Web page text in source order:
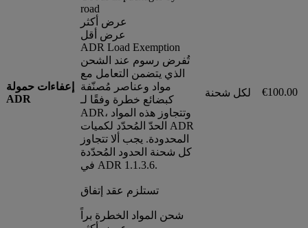
إعفاءات حمولة
ADR
road
عرض أكثر
عرض أقل
ADR Load Exemption
تُفرض رسوم عند الشحن
الذي يتضمن التعامل مع
مواد وعناصر مُصنّفة
كبضائع خطرة وفقًا لـ
ADR، وتتجاوز هذه المواد
الحدّ المُحدّد لكميات ADR
المحدودة. يجب ألا تتجاوز
كل شحنة الحدود المُحدّدة
في ADR 1.1.3.6.
تستلزم عقد إتفاق
لكل شحنة €100.00
شحن المواد الخطرة براً